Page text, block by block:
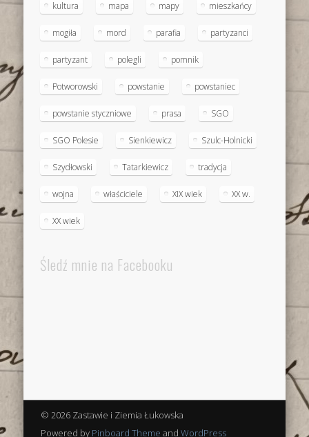
kultura mapa mapy mieszkańcy
mogiła mord parafia partyzanci
partyzant polegli pomnik
Potworowski powstanie powstaniec
powstanie styczniowe prasa SGO
SGO Polesie Sienkiewicz Szulc-Holnicki
Szydłowski Tatarkiewicz tradycja
wojna właściciele XIX wiek XX w.
XX wiek
Śledź mnie na Facebooku
© 2026 Zastawie i Ziemia Łukowska
Powered by Pinboard Theme and WordPress